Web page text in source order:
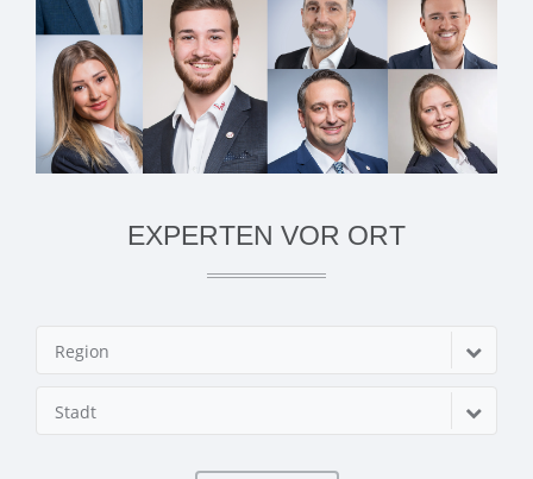
EXPERTEN VOR ORT
Region
Stadt